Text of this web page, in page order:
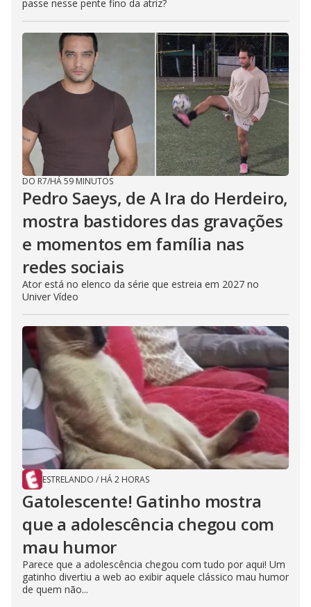
passe nesse pente fino da atriz?
DO R7/HÁ 59 MINUTOS
Pedro Saeys, de A Ira do Herdeiro,
mostra bastidores das gravações
e momentos em família nas
redes sociais
Ator está no elenco da série que estreia em 2027 no
Univer Vídeo
ESTRELANDO / HÁ 2 HORAS
Gatolescente! Gatinho mostra
que a adolescência chegou com
mau humor
Parece que a adolescência chegou com tudo por aqui! Um
gatinho divertiu a web ao exibir aquele clássico mau humor
de quem não...